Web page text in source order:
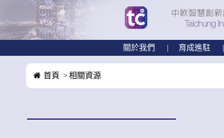
關於我們 育成進駐
首頁 相關資源